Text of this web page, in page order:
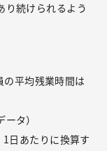
り続けられるよう
平均残業時間は
タ）
日あたりに換算す